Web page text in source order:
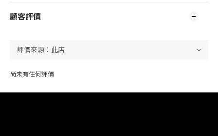
顧客評價
尚未有任何評價